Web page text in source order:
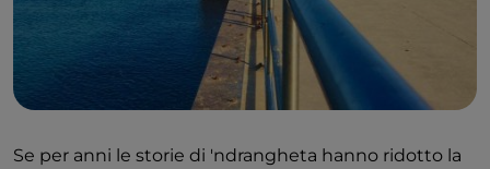
Se per anni le storie di 'ndrangheta hanno ridotto la